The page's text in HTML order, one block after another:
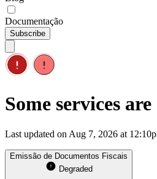
Documentação
Subscribe
Some services
Last updated on Aug 7, 2026 at
Emissão de Documentos Fiscais
Degraded